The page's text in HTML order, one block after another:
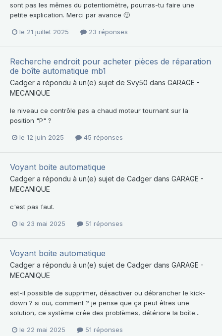
sont pas les mêmes du potentiomètre, pourras-tu faire une
petite explication. Merci par avance 🙂
le 21 juillet 2025 23 réponses
Recherche endroit pour acheter pièces de réparation
de boîte automatique mb1
Cadger a répondu à un(e) sujet de Svy50 dans GARAGE -
MECANIQUE
le niveau ce contrôle pas a chaud moteur tournant sur la
position "P" ?
le 12 juin 2025 45 réponses
Voyant boite automatique
Cadger a répondu à un(e) sujet de Cadger dans GARAGE -
MECANIQUE
c'est pas faut.
le 23 mai 2025 51 réponses
Voyant boite automatique
Cadger a répondu à un(e) sujet de Cadger dans GARAGE -
MECANIQUE
est-il possible de supprimer, désactiver ou débrancher le kick-
down ? si oui, comment ? je pense que ça peut êtres une
solution, ce système crée des problèmes, détériore la boîte...
le 22 mai 2025 51 réponses